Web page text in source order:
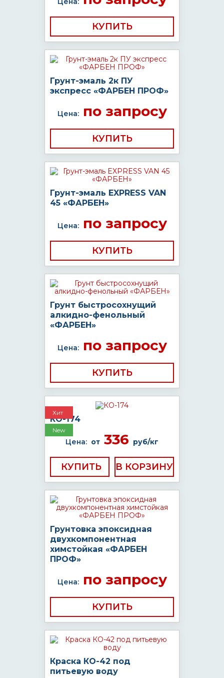
КУПИТЬ
Грунт-эмаль 2к ПУ
экспресс «ФАРБЕН ПРОФ»
Цена:по запросу
КУПИТЬ
Грунт-эмаль EXPRESS VAN
45 «ФАРБЕН»
Цена:по запросу
КУПИТЬ
Грунт быстросохнущий
алкидно-фенольный
«ФАРБЕН»
Цена:по запросу
КУПИТЬ
Хит
New
КО-174
Цена: от 336 руб/кг
КУПИТЬ
Грунтовка эпоксидная
двухкомпонентная
химстойкая «ФАРБЕН
ПРОФ»
Цена:по запросу
КУПИТЬ
Краска КО-42 под
питьевую воду